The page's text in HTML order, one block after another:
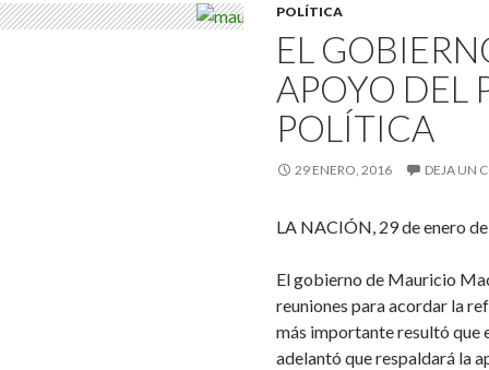
POLÍTICA
EL
APOYO DEL
POLÍTICA
29 ENERO, 2016 DEJA UN
LA NACIÓN, 29 de enero
El gobierno de Mauricio
reuniones para acordar la
más importante resultó que
adelantó que respaldará la